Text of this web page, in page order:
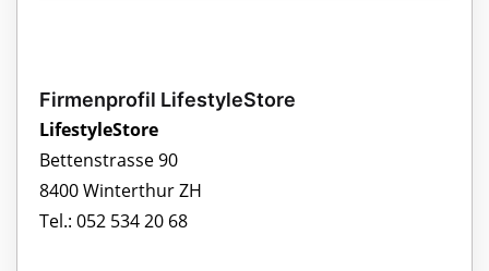
Firmenprofil LifestyleStore
LifestyleStore
Bettenstrasse 90
8400 Winterthur ZH
Tel.: 052 534 20 68